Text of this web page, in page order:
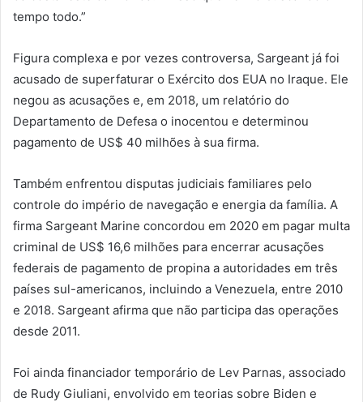
tempo todo.”
Figura complexa e por vezes controversa, Sargeant já foi
acusado de superfaturar o Exército dos EUA no Iraque. Ele
negou as acusações e, em 2018, um relatório do
Departamento de Defesa o inocentou e determinou
pagamento de US$ 40 milhões à sua firma.
Também enfrentou disputas judiciais familiares pelo
controle do império de navegação e energia da família. A
firma Sargeant Marine concordou em 2020 em pagar multa
criminal de US$ 16,6 milhões para encerrar acusações
federais de pagamento de propina a autoridades em três
países sul-americanos, incluindo a Venezuela, entre 2010
e 2018. Sargeant afirma que não participa das operações
desde 2011.
Foi ainda financiador temporário de Lev Parnas, associado
de Rudy Giuliani, envolvido em teorias sobre Biden e